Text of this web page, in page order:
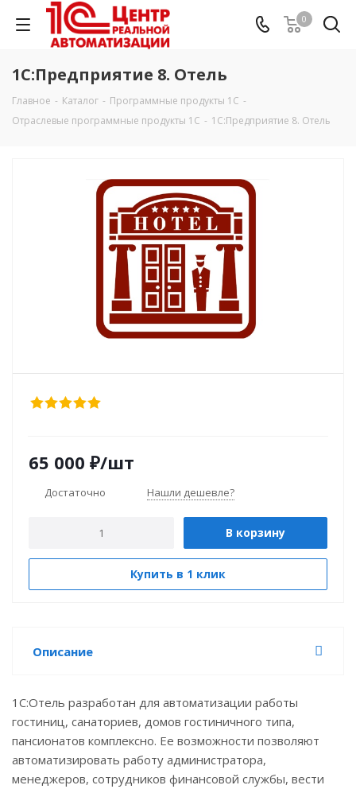
0
1С:Предприятие 8. Отель
Главное - Каталог - Программные продукты 1С -
Отраслевые программные продукты 1С - 1С:Предприятие 8. Отель
65 000 ₽/шт
Достаточно Нашли дешевле?
В корзину
Купить в 1 клик
Описание
1С:Отель разработан для автоматизации работы
гостиниц, санаториев, домов гостиничного типа,
пансионатов комплексно. Ее возможности позволяют
автоматизировать работу администратора,
менеджеров, сотрудников финансовой службы, вести